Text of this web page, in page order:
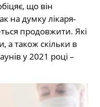
що він
на думку лікаря-
продовжити. Які
а також скільки в
у 2021 році –